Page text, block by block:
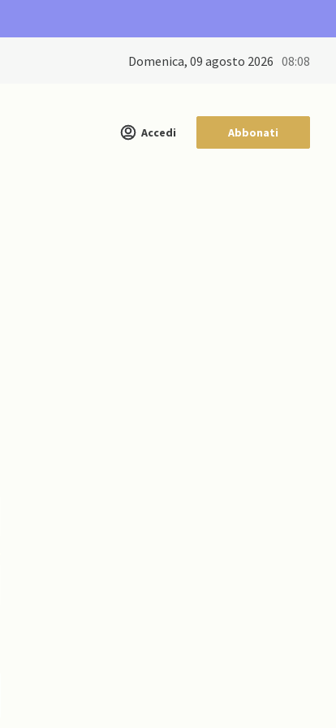
domenica, 09 agosto 2026 08:08
Accedi Abbonati